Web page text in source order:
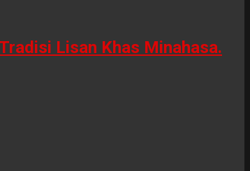
Lisan Khas Minahasa.